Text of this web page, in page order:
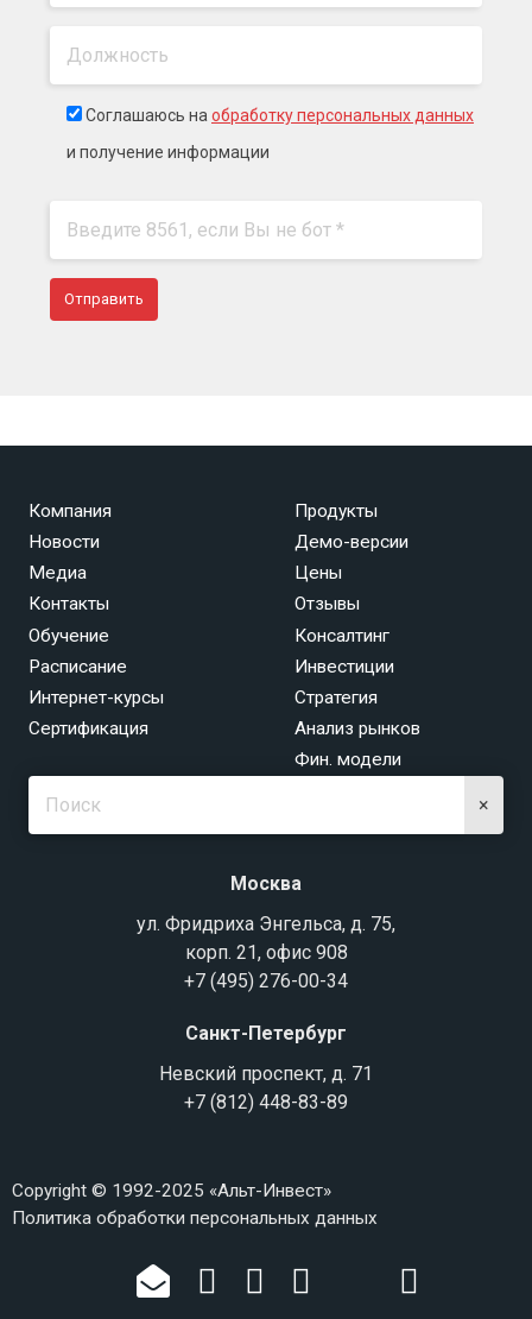
Соглашаюсь наобработку персональных данных
и получение информации
Компания
Новости
Медиа
Контакты
Продукты
Демо-версии
Цены
Отзывы
Обучение
Расписание
Интернет-курсы
Сертификация
Консалтинг
Инвестиции
Стратегия
Анализ рынков
Фин. модели
×
Москва
ул. Фридриха Энгельса, д. 75,
корп. 21, офис 908
+7 (495) 276-00-34
Санкт-Петербург
Невский проспект, д. 71
+7 (812) 448-83-89
Copyright © 1992-2025 «Альт-Инвест»
Политика обработки персональных данных